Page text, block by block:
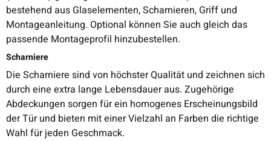
bestehend aus Glaselementen, Scharnieren, Griff und
Montageanleitung. Optional können Sie auch gleich das
passende Montageprofil hinzubestellen.
Scharniere
Die Scharniere sind von höchster Qualität und zeichnen sich
durch eine extra lange Lebensdauer aus. Zugehörige
Abdeckungen sorgen für ein homogenes Erscheinungsbild
der Tür und bieten mit einer Vielzahl an Farben die richtige
Wahl für jeden Geschmack.